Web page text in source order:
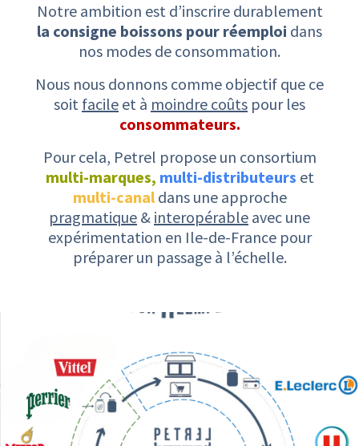
Notre ambition est d’inscrire durablement
la consigne boissons pour réemploi dans
nos modes de consommation.
Nous nous donnons comme objectif que ce
soit facile et à moindre coûts pour les
consommateurs.
Pour cela, Petrel propose un consortium
multi-marques, multi-distributeurs et
multi-canaldans une approche
pragmatique & interopérable avec une
expérimentation en Ile-de-France pour
préparer un passage à l’échelle.